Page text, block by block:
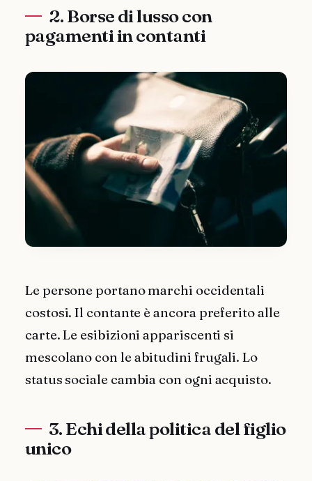
2. Borse di lusso con
pagamenti in contanti
Le persone portano marchi occidentali
costosi. Il contante è ancora preferito alle
carte. Le esibizioni appariscenti si
mescolano con le abitudini frugali. Lo
status sociale cambia con ogni acquisto.
3. Echi della politica del figlio
unico